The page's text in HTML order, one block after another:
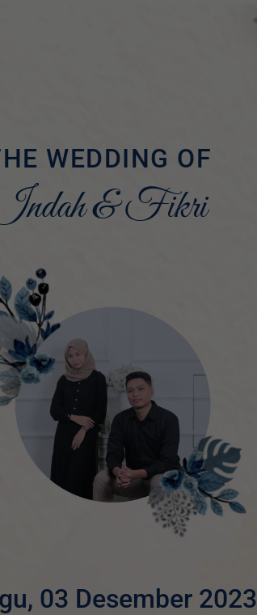
WEDDING OF
& Fikri
03 Desember 2023